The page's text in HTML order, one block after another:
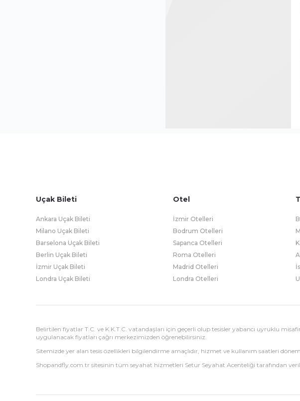
Uçak Bileti
Ankara Uçak Bileti
Milano Uçak Bileti
Barselona Uçak Bileti
Berlin Uçak Bileti
İzmir Uçak Bileti
Londra Uçak Bileti
Otel
İzmir Otelleri
Bodrum Otelleri
Sapanca Otelleri
Roma Otelleri
Madrid Otelleri
Londra Otelleri
Belirtilen fiyatlar T.C. ve K.K.T.C. vatandaşları için geçerli olup tesisler yabancı uyruklu
uygulanacak fiyatları çağrı merkezimizden öğrenebilirsiniz.
Sitemizde yer alan tesis özellikleri bilgilendirme amaçlıdır, hizmet ve kullanım saatleri
Shopandfly.com.tr sitesinin tüm seyahat hizmetleri Setur Seyahat Acenteliği tarafından